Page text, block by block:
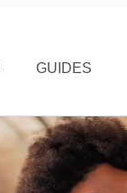
GUIDES